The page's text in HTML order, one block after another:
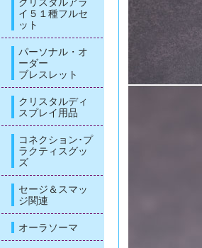
イ５１種フルセ
ット
パーソナル・オ
ーダー
ブレスレット
クリスタルディ
スプレイ用品
コネクション･プ
ラクティスグッ
ズ
セージ＆スマッ
ジ関連
オーラソーマ